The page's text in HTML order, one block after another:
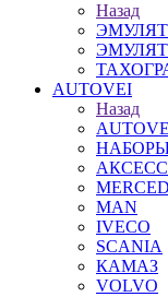
Назад
AUTOVEI
Назад
MAN
IVECO
SCANIA
КАМАЗ
VOLVO